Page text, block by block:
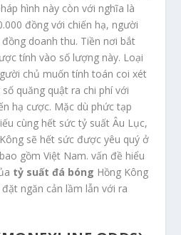
hình này còn với nghĩa là
đồng với chiến hạ, người
doanh thu. Tiền nơi bắt
tính vào số lượng này. Loại
chủ muốn tính toán coi xét
quăng quật ra chi phí với
hạ cược. Mặc dù phức tạp
cùng hết sức tỷ suất Âu Lục,
sẽ hết sức được yêu quý ở
gồm Việt Nam. vấn đề hiểu
tỷ suất đá bóng Hồng Kông
ngăn cản lầm lẫn với ra